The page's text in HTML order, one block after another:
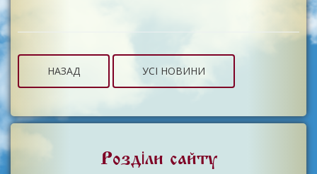
НАЗАД УСІ НОВИНИ
Розділи сайту